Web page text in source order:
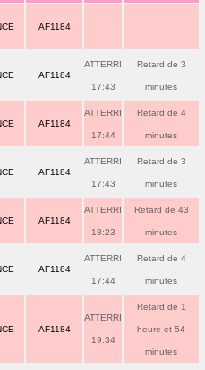
AF1184
AF1184
ATTERRI
17:43
Retard de 3
minutes
AF1184
ATTERRI
17:44
Retard de 4
minutes
AF1184
ATTERRI
17:43
Retard de 3
minutes
AF1184
ATTERRI
18:23
Retard de 43
minutes
AF1184
ATTERRI
17:44
Retard de 4
minutes
AF1184
ATTERRI
19:34
Retard de 1
heure et 54
minutes